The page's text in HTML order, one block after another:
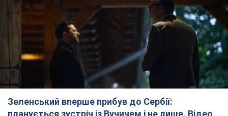
Зеленський вперше прибув до Сербії:
планується зустріч із Вучичем і не лише. Відео